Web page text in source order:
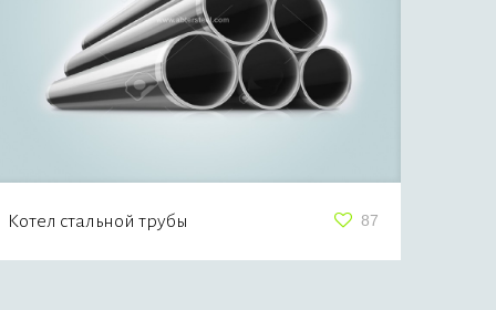
Котел стальной трубы 87